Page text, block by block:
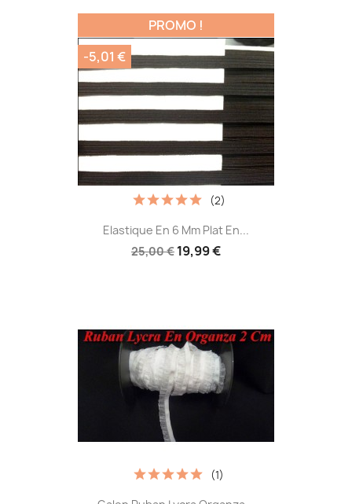
Elastique En 6 Mm Plat En...
25,00 € 19,99 €
(2)
PROMO !
-5,01 €
(1)